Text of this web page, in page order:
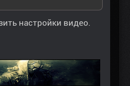
настройки видео.